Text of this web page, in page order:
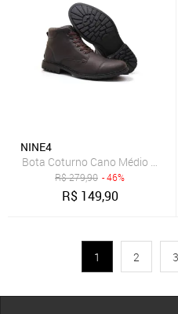
NINE4
Bota Coturno Cano Médio
R$279,90 - 46%
R$ 149,90
1 2 3